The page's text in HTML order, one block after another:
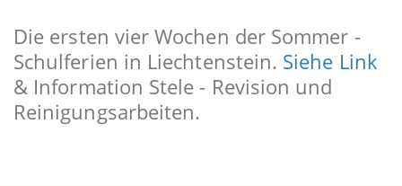
Die ersten vier Wochen der Sommer -
Schulferien in Liechtenstein. Siehe Link
& Information Stele - Revision und
Reinigungsarbeiten.